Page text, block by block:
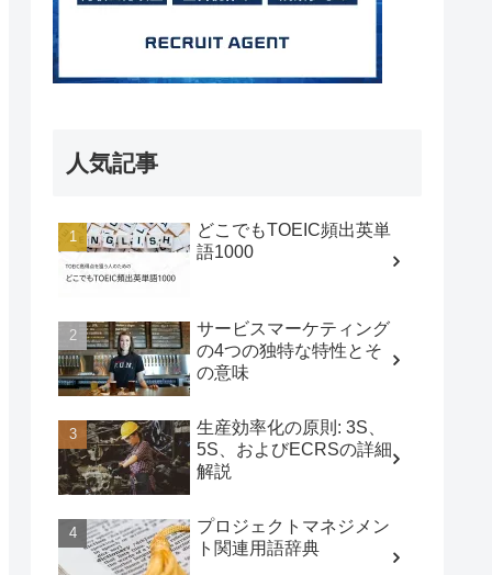
人気記事
どこでもTOEIC頻出英単
語1000
サービスマーケティング
の4つの独特な特性とそ
の意味
生産効率化の原則: 3S、
5S、およびECRSの詳細
解説
プロジェクトマネジメン
ト関連用語辞典